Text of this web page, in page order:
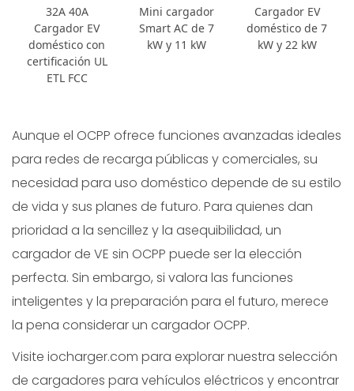
32A 40A
Cargador EV
doméstico con
certificación UL
ETL FCC
Mini cargador
Smart AC de 7
kW y 11 kW
Cargador EV
doméstico de 7
kW y 22 kW
Aunque el OCPP ofrece funciones avanzadas ideales
para redes de recarga públicas y comerciales, su
necesidad para uso doméstico depende de su estilo
de vida y sus planes de futuro. Para quienes dan
prioridad a la sencillez y la asequibilidad, un
cargador de VE sin OCPP puede ser la elección
perfecta. Sin embargo, si valora las funciones
inteligentes y la preparación para el futuro, merece
la pena considerar un cargador OCPP.
Visite iocharger.com para explorar nuestra selección
de cargadores para vehículos eléctricos y encontrar